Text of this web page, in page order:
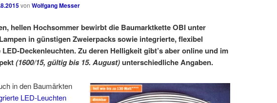
von Wolfgang Messer
hellen Hochsommer bewirbt die Baumarktkette OBI unter
in günstigen Zweierpacks sowie integrierte, flexibel
Deckenleuchten. Zu deren Helligkeit gibt’s aber online und im
(1600/15, gültig bis 15. August)unterschiedliche Angaben.
in den Baumärkten
LED-Leuchten